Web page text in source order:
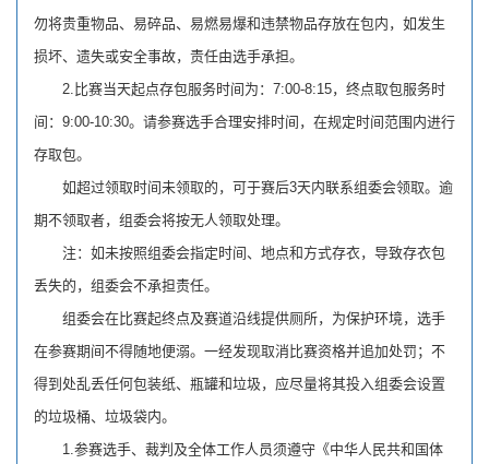
勿将贵重物品、易碎品、易燃易爆和违禁物品存放在包内，如发生
损坏、遗失或安全事故，责任由选手承担。
2.比赛当天起点存包服务时间为：7:00-8:15，终点取包服务时
间：9:00-10:30。请参赛选手合理安排时间，在规定时间范围内进行
存取包。
如超过领取时间未领取的，可于赛后3天内联系组委会领取。逾
期不领取者，组委会将按无人领取处理。
注：如未按照组委会指定时间、地点和方式存衣，导致存衣包
丢失的，组委会不承担责任。
组委会在比赛起终点及赛道沿线提供厕所，为保护环境，选手
在参赛期间不得随地便溺。一经发现取消比赛资格并追加处罚；不
得到处乱丢任何包装纸、瓶罐和垃圾，应尽量将其投入组委会设置
的垃圾桶、垃圾袋内。
1.参赛选手、裁判及全体工作人员须遵守《中华人民共和国体